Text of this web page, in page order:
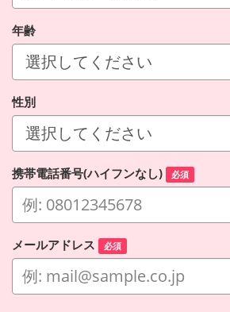
年齢
性別
携帯電話番号(ハイフンなし) 必須
メールアドレス 必須